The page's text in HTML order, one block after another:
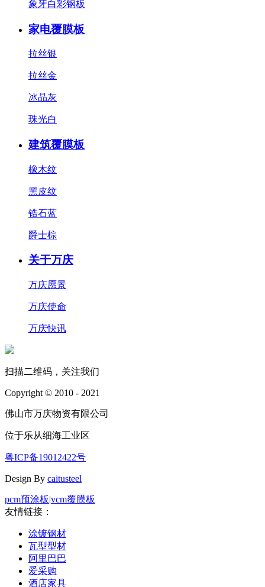
象牙白彩钢板
家电覆膜板
拉丝银
拉丝金
冰晶灰
珠光白
建筑覆膜板
橡木纹
黑皮纹
锆石蓝
爵士棕
关于万庆
万庆愿景
万庆使命
万庆快讯
扫描二维码，关注我们
Copyright © 2010 - 2021
佛山市万庆物资有限公司
位于乐从细海工业区
粤ICP备19012422号
Design By caitusteel
pcm预涂板|vcm覆膜板
友情链接：
涂镀钢材
瓦型型材
阿里巴巴
爱采购
酒店家具